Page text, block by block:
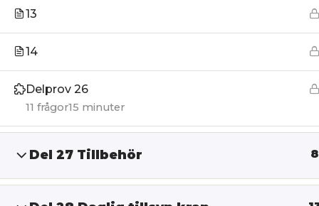
13
14
Delprov 26
15 minuter
11 frågor
Del 27 Tillbehör 8